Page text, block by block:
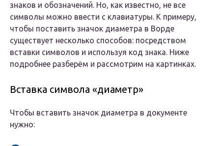
знаков и обозначений. Но, как известно, не все
символы можно ввести с клавиатуры. К примеру,
чтобы поставить значок диаметра в Ворде
существует несколько способов: посредством
вставки символов и используя код знака. Ниже
подробнее разберём и рассмотрим на картинках.
Вставка символа «диаметр»
Чтобы вставить значок диаметра в документе
нужно: